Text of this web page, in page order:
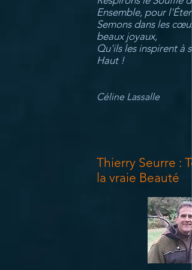
Ensemble, pour
Semons dans les
beaux joyaux,
Qu'ils les inspirent à
Haut !
Céline Lassalle
Thierry Seurre :
la vraie Beauté